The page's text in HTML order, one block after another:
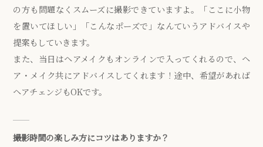
の方も問題なくスムーズに撮影できていますよ。「ここに小物
を置いてほしい」「こんなポーズで」なんていうアドバイスや
提案もしていきます。
また、当日はヘアメイクもオンラインで入ってくれるので、ヘ
ア・メイク共にアドバイスしてくれます！途中、希望があれば
ヘアチェンジもOKです。
撮影時間の楽しみ方にコツはありますか？